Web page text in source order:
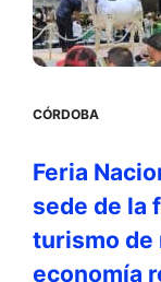
CÓRDOBA
Feria
sede de la
turismo de
economía